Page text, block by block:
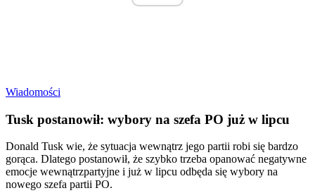
Wiadomości
Tusk postanowił: wybory na szefa PO już w lipcu
Donald Tusk wie, że sytuacja wewnątrz jego partii robi się bardzo
gorąca. Dlatego postanowił, że szybko trzeba opanować negatywne
emocje wewnątrzpartyjne i już w lipcu odbęda się wybory na
nowego szefa partii PO.